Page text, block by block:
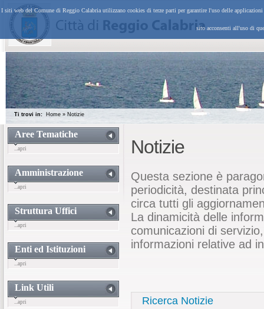
I siti web del Comune di Reggio Calabria utilizzano cookies di terze parti per garantire l'uso delle
sito acconsenti all'uso di
Ti trovi in: Home » Notizie
Aree Tematiche
...apri
Amministrazione
...apri
Struttura Uffici
...apri
Enti ed Istituzioni
...apri
Link Utili
...apri
Notizie
Questa sezione è
periodicità, destinata
circa tutti gli
La dinamicità delle
comunicazioni di
informazioni relative ad
Ricerca Notizie